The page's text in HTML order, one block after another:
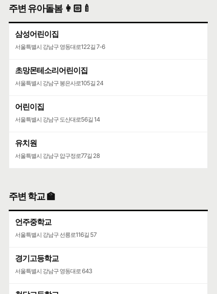
주변 유아돌봄 👩🏻‍🍼
삼성어린이집
서울특별시 강남구 영동대로122길 7-6
초망몬테소리어린이집
서울특별시 강남구 봉은사로105길 24
어린이집
서울특별시 강남구 도산대로56길 14
유치원
서울특별시 강남구 압구정로77길 28
주변 학교 🏫
언주중학교
서울특별시 강남구 선릉로116길 57
경기고등학교
서울특별시 강남구 영동대로 643